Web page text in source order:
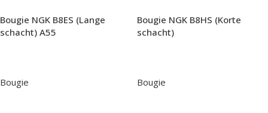
Bougie NGK B8ES (Lange
schacht) A55
Bougie
Bougie NGK B8HS (Korte
schacht)
Bougie